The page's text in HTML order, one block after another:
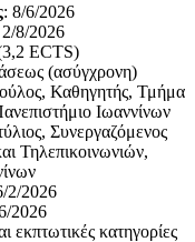
: 8/6/2026
2/8/2026
ECTS)
(ασύγχρονη)
Καθηγητής, Τμήμα
Ιωαννίνων
Συνεργαζόμενος
Τηλεπικοινωνιών,
2/2026
2026
κατηγορίες